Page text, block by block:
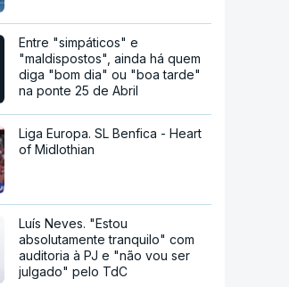
Entre "simpáticos" e
"maldispostos", ainda há quem
diga "bom dia" ou "boa tarde"
na ponte 25 de Abril
Liga Europa. SL Benfica - Heart
of Midlothian
Luís Neves. "Estou
absolutamente tranquilo" com
auditoria à PJ e "não vou ser
julgado" pelo TdC